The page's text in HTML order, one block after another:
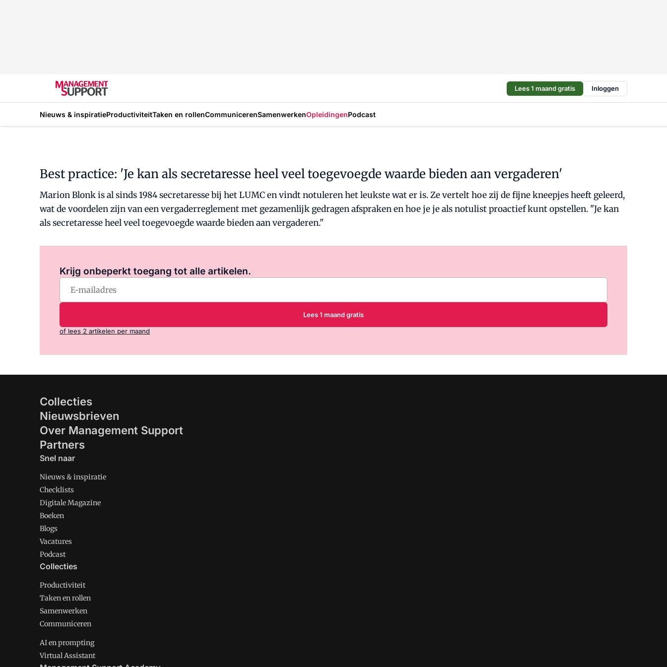
Lees 1 maand gratis Inloggen
Nieuws & inspiratieProductiviteitTaken en rollenCommunicerenSamenwerkenOpleidingenPodcast
Best practice: 'Je kan als secretaresse heel veel toegevoegde waarde bieden aan vergaderen'
Marion Blonk is al sinds 1984 secretaresse bij het LUMC en vindt notuleren het leukste wat er is. Ze vertelt hoe zij de fijne kneepjes heeft geleerd,
wat de voordelen zijn van een vergaderreglement met gezamenlijk gedragen afspraken en hoe je je als notulist proactief kunt opstellen. "Je kan
als secretaresse heel veel toegevoegde waarde bieden aan vergaderen."
Krijg onbeperkt toegang tot alle artikelen.
Lees 1 maand gratis
of lees 2 artikelen per maand
Collecties
Nieuwsbrieven
Over Management Support
Partners
Snel naar
Nieuws & inspiratie
Checklists
Digitale Magazine
Boeken
Blogs
Vacatures
Podcast
Collecties
Productiviteit
Taken en rollen
Samenwerken
Communiceren
AI en prompting
Virtual Assistant